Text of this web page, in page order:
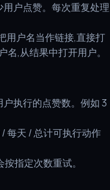
户点赞。每次重复处理
用户名当作链接,直接打
,从结果中打开用户。
执行的点赞数。例如 3
每天 / 总计可执行动作
指定次数重试。